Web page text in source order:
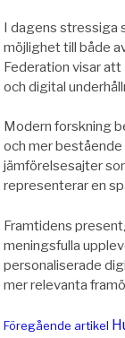
I dagens stressiga
möjlighet till både
Federation visar
och digital
Modern forskning
och mer
jämförelsesajter
representerar en
Framtidens
meningsfulla
personaliserade
mer relevanta
Föregående artikel